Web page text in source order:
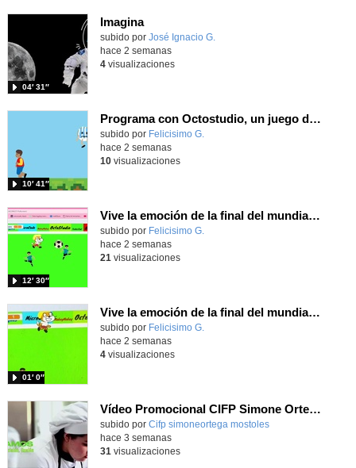
Imagina
Contenido educativo.
subido por José Ignacio G.
04′ 31″
hace 2 semanas
4visualizaciones
Programa con Octostudio, un juego de 4 personajes ganando la copa del mundo saltando y esquivando rivales.
Contenido educativo.
subido por Felicisimo G.
10′ 41″
hace 2 semanas
10visualizaciones
Vive la emoción de la final del mundial programando con Scratch, un juego de toques y esquivar contrarios
Contenido educativo.
subido por Felicisimo G.
12′ 30″
hace 2 semanas
21 visualizaciones
Vive la emoción de la final del mundial 2026, programando con Scratch un juego de toques.
Contenido educativo.
subido por Felicisimo G.
01′ 0″
hace 2 semanas
4visualizaciones
Vídeo Promocional CIFP Simone Ortega
Contenido educativo.
subido por Cifp simoneortega mostoles-
hace 3 semanas
31 visualizaciones